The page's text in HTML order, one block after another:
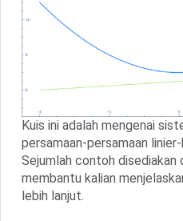
Kuis ini adalah mengenai
persamaan-persamaan
Sejumlah contoh disediakan
membantu kalian
lebih lanjut.